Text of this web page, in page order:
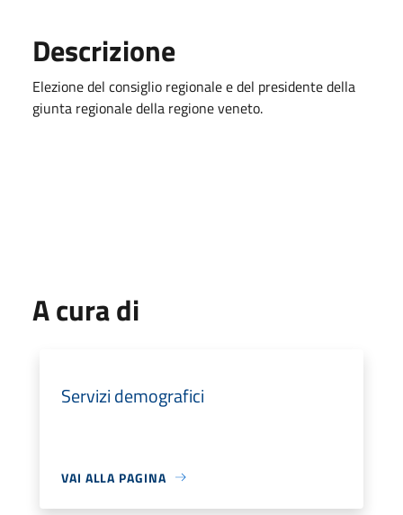
Descrizione
Elezione del consiglio regionale e del presidente della
giunta regionale della regione veneto.
A cura di
Servizi demografici
VAI ALLA PAGINA